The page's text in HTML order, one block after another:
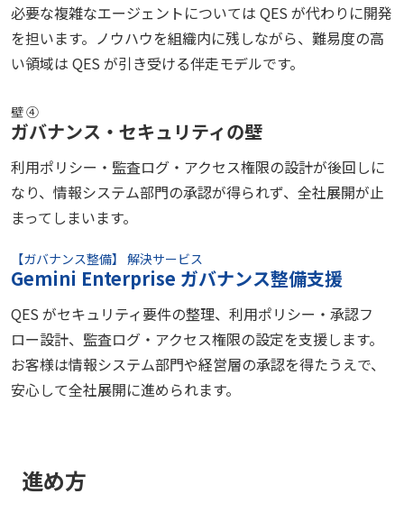
必要な複雑なエージェントについては QES が代わりに開発
を担います。ノウハウを組織内に残しながら、難易度の高
い領域は QES が引き受ける伴走モデルです。
壁 ④
ガバナンス・セキュリティの壁
利用ポリシー・監査ログ・アクセス権限の設計が後回しに
なり、情報システム部門の承認が得られず、全社展開が止
まってしまいます。
【ガバナンス整備】 解決サービス
Gemini Enterprise ガバナンス整備支援
QES がセキュリティ要件の整理、利用ポリシー・承認フ
ロー設計、監査ログ・アクセス権限の設定を支援します。
お客様は情報システム部門や経営層の承認を得たうえで、
安心して全社展開に進められます。
進め方